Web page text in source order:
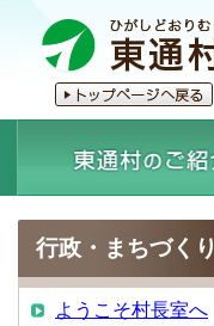
行政・まちづくり
ようこそ村長室へ